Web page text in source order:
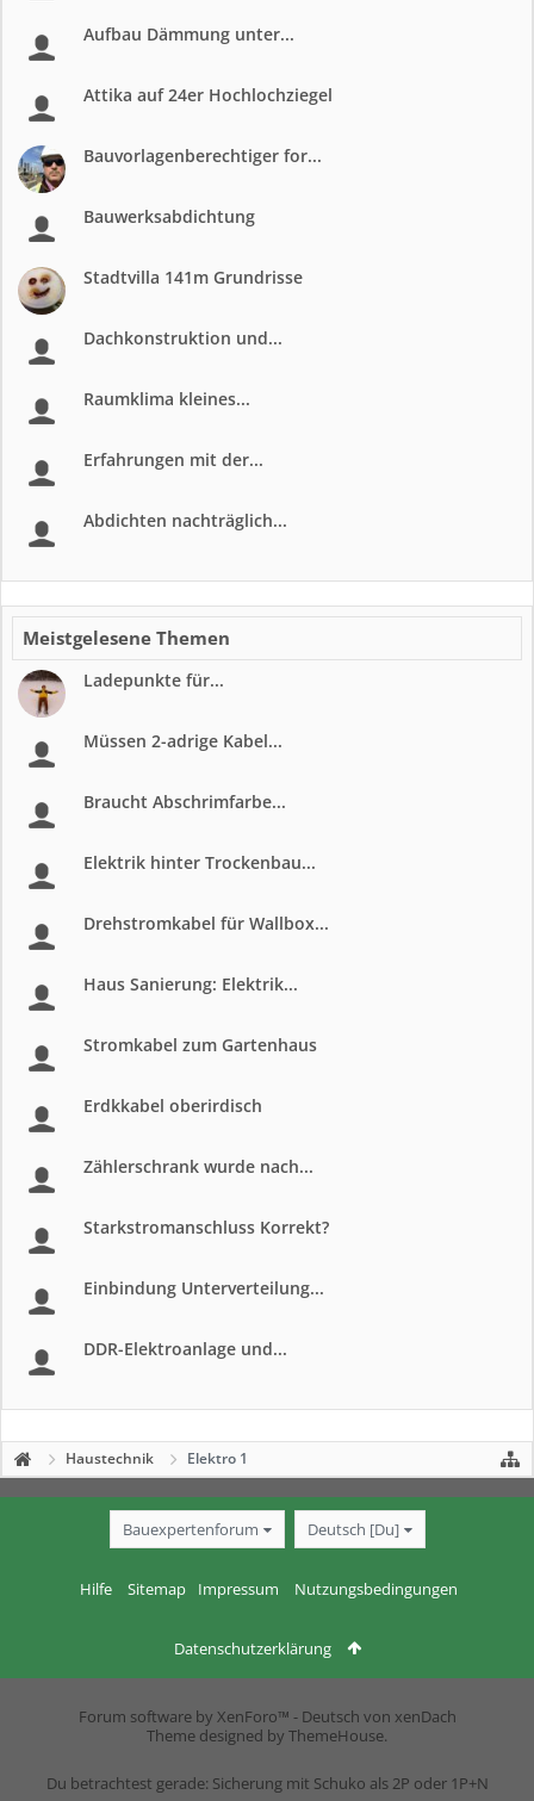
Aufbau Dämmung unter...
Attika auf 24er Hochlochziegel
Bauvorlagenberechtiger for...
Bauwerksabdichtung
Stadtvilla 141m Grundrisse
Dachkonstruktion und...
Raumklima kleines...
Erfahrungen mit der...
Abdichten nachträglich...
Meistgelesene Themen
Ladepunkte für...
Müssen 2-adrige Kabel...
Braucht Abschrimfarbe...
Elektrik hinter Trockenbau...
Drehstromkabel für Wallbox...
Haus Sanierung: Elektrik...
Stromkabel zum Gartenhaus
Erdkkabel oberirdisch
Zählerschrank wurde nach...
Starkstromanschluss Korrekt?
Einbindung Unterverteilung...
DDR-Elektroanlage und...
Haustechnik Elektro 1
Bauexpertenforum Deutsch [Du]
Hilfe Sitemap Impressum Nutzungsbedingungen
Datenschutzerklärung
Forum software by XenForo™ - Deutsch von xenDach
Theme designed by ThemeHouse.
Du betrachtest gerade: Sicherung mit Schuko als 2P oder 1P+N